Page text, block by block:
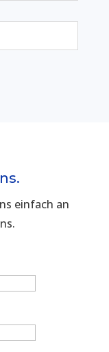
einfach an